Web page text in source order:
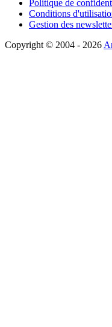
Politique de
Conditions
Gestion des
Copyright © 2004 - 2026